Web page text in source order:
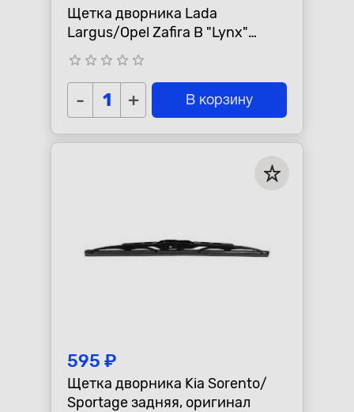
Щетка дворника Lada
Largus/Opel Zafira B "Lynx"
задняя
star_border star_border star_border star_border star_border
- + В корзину
595 ₽
Щетка дворника Kia Sorento/
Sportage задняя, оригинал